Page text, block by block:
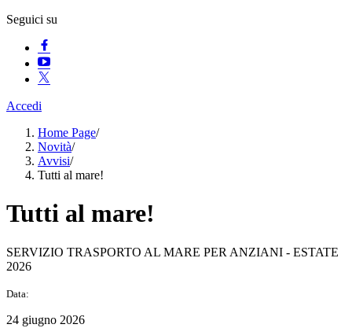
Seguici su
Accedi
Home Page/
Novità/
Avvisi/
Tutti al mare!
Tutti al mare!
SERVIZIO TRASPORTO AL MARE PER ANZIANI - ESTATE
2026
Data:
24 giugno 2026